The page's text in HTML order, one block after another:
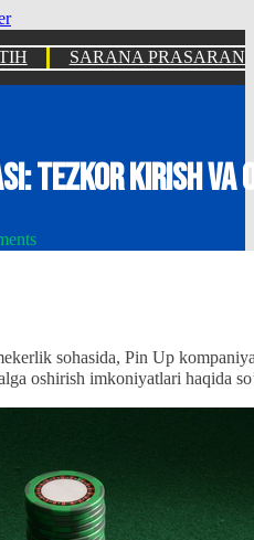
SARANA
tezkor kirish va
sohasida, Pin Up
oshirish imkoniyatlari haqida